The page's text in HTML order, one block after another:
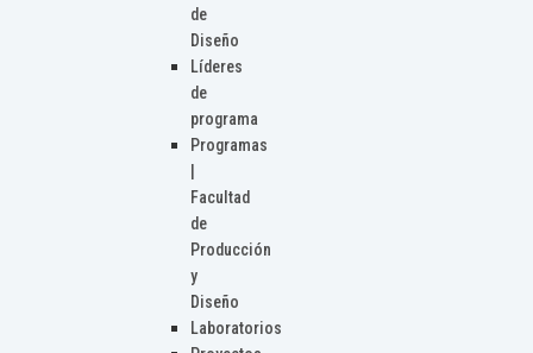
de
Diseño
Líderes
de
programa
Programas
Facultad
de
Producción
y
Diseño
Laboratorios